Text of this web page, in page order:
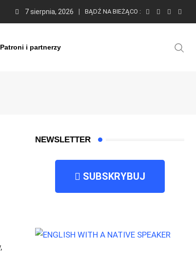
7 sierpnia, 2026 BĄDŹ NA BIEŻĄCO :
Patroni i partnerzy
NEWSLETTER
SUBSKRYBUJ